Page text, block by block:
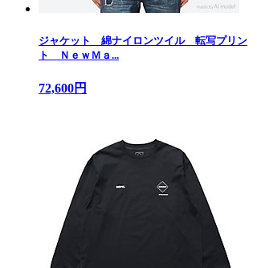
ジャケット 綿ナイロンツイル 転写プリン
ト ＮｅｗＭａ...
72,600円